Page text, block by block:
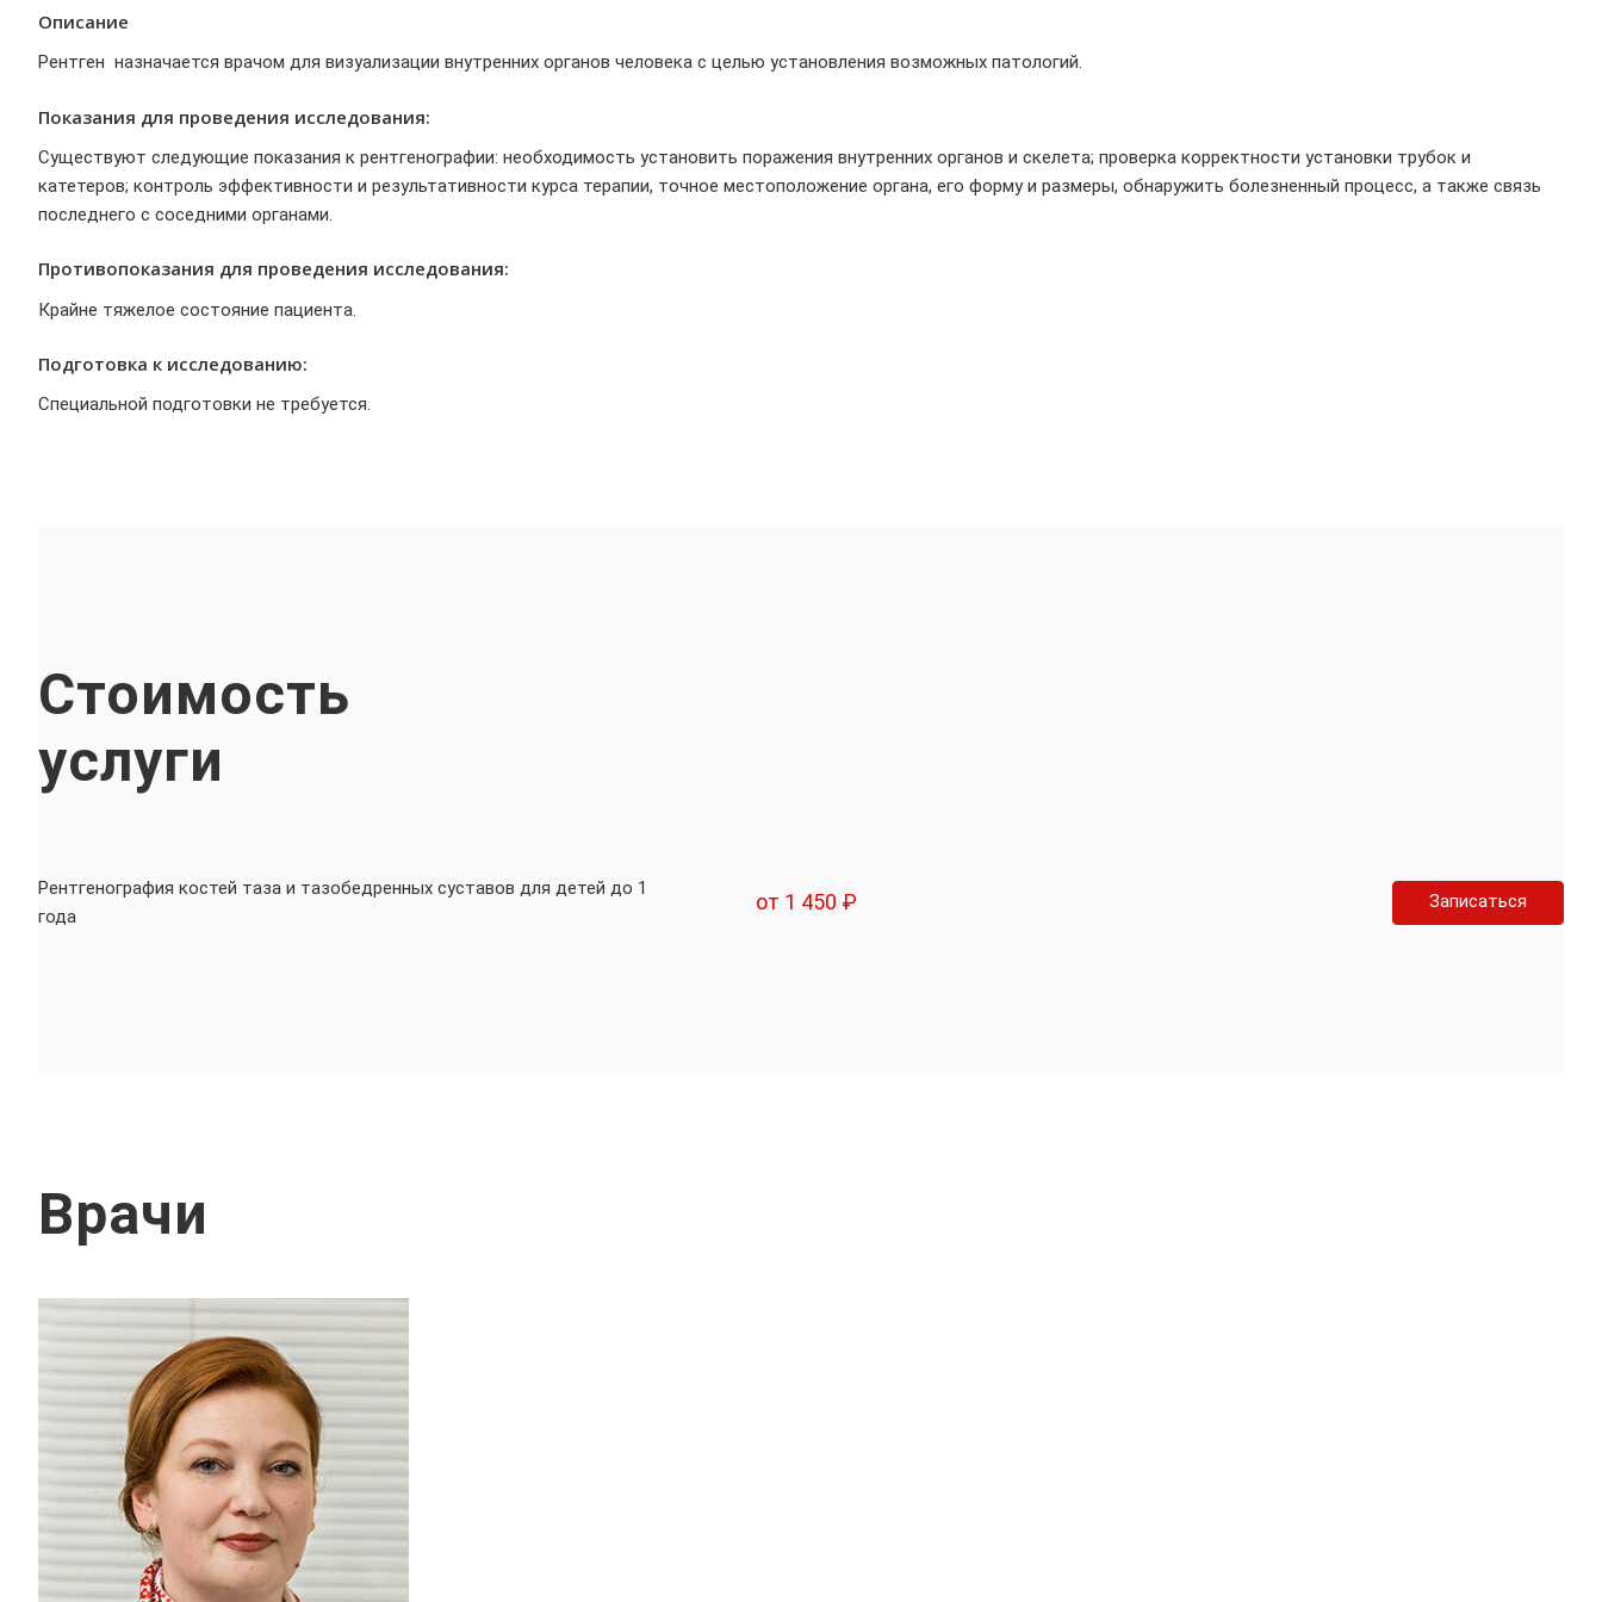
Описание
Рентген назначается врачом для визуализации внутренних органов человека с целью установления возможных патологий.
Показания для проведения исследования:
Существуют следующие показания к рентгенографии: необходимость установить поражения внутренних органов и скелета; проверка корректности установки трубок и
катетеров; контроль эффективности и результативности курса терапии, точное местоположение органа, его форму и размеры, обнаружить болезненный процесс, а также связь
последнего с соседними органами.
Противопоказания для проведения исследования:
Крайне тяжелое состояние пациента.
Подготовка к исследованию:
Специальной подготовки не требуется.
Стоимость
услуги
Рентгенография костей таза и тазобедренных суставов для детей до 1
года
от 1 450 ₽ Записаться
Врачи